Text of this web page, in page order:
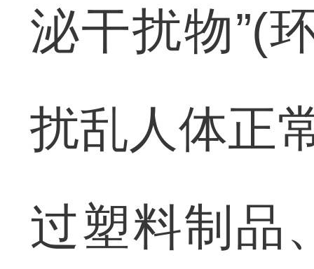
泌干扰物”(
扰乱人体正
过塑料制品